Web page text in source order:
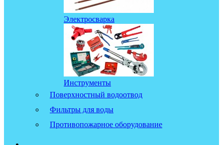
Электросварка
Инструменты
Поверхностный водоотвод
Фильтры для воды
Противопожарное оборудование